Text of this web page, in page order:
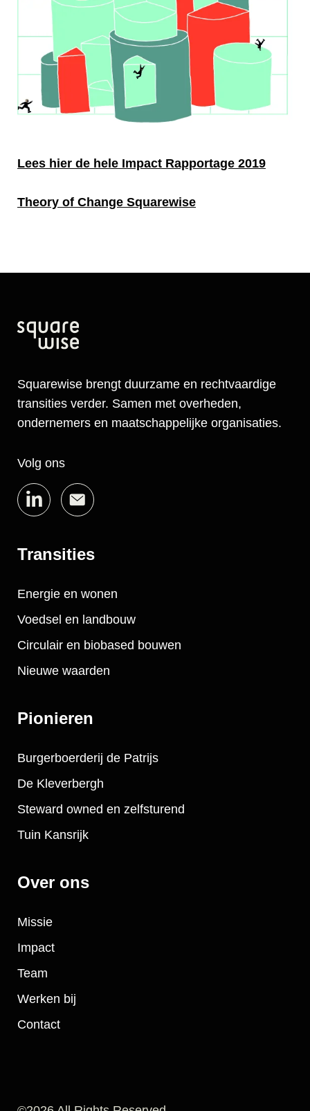
Lees hier de hele Impact Rapportage 2019
Theory of Change Squarewise
Squarewise brengt duurzame en rechtvaardige
transities verder. Samen met overheden,
ondernemers en maatschappelijke organisaties.
Volg ons
Transities
Energie en wonen
Voedsel en landbouw
Circulair en biobased bouwen
Nieuwe waarden
Pionieren
Burgerboerderij de Patrijs
De Kleverbergh
Steward owned en zelfsturend
Tuin Kansrijk
Over ons
Missie
Impact
Team
Werken bij
Contact